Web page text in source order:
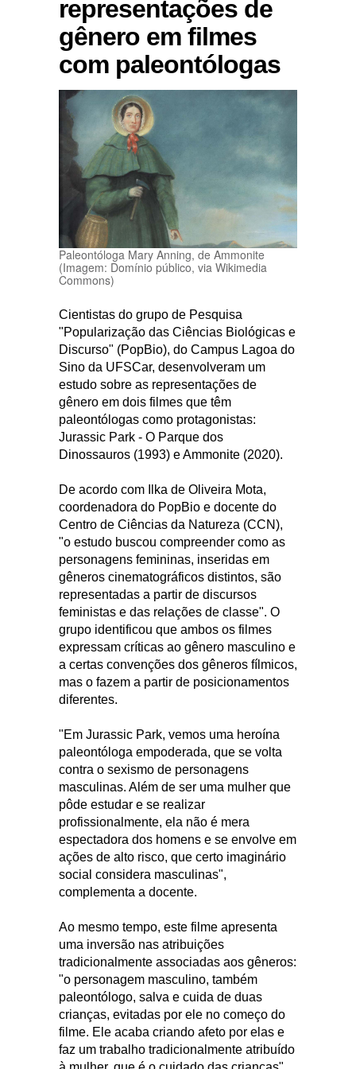
representações de
gênero em filmes
com paleontólogas
Paleontóloga Mary Anning, de Ammonite
(Imagem: Domínio público, via Wikimedia
Commons)
Cientistas do grupo de Pesquisa
"Popularização das Ciências Biológicas e
Discurso" (PopBio), do Campus Lagoa do
Sino da UFSCar, desenvolveram um
estudo sobre as representações de
gênero em dois filmes que têm
paleontólogas como protagonistas:
Jurassic Park - O Parque dos
Dinossauros (1993) e Ammonite (2020).
De acordo com Ilka de Oliveira Mota,
coordenadora do PopBio e docente do
Centro de Ciências da Natureza (CCN),
"o estudo buscou compreender como as
personagens femininas, inseridas em
gêneros cinematográficos distintos, são
representadas a partir de discursos
feministas e das relações de classe". O
grupo identificou que ambos os filmes
expressam críticas ao gênero masculino e
a certas convenções dos gêneros fílmicos,
mas o fazem a partir de posicionamentos
diferentes.
"Em Jurassic Park, vemos uma heroína
paleontóloga empoderada, que se volta
contra o sexismo de personagens
masculinas. Além de ser uma mulher que
pôde estudar e se realizar
profissionalmente, ela não é mera
espectadora dos homens e se envolve em
ações de alto risco, que certo imaginário
social considera masculinas",
complementa a docente.
Ao mesmo tempo, este filme apresenta
uma inversão nas atribuições
tradicionalmente associadas aos gêneros:
"o personagem masculino, também
paleontólogo, salva e cuida de duas
crianças, evitadas por ele no começo do
filme. Ele acaba criando afeto por elas e
faz um trabalho tradicionalmente atribuído